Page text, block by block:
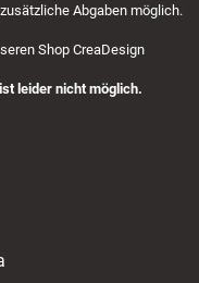
Abgaben möglich.
Shop CreaDesign
leider nicht möglich.